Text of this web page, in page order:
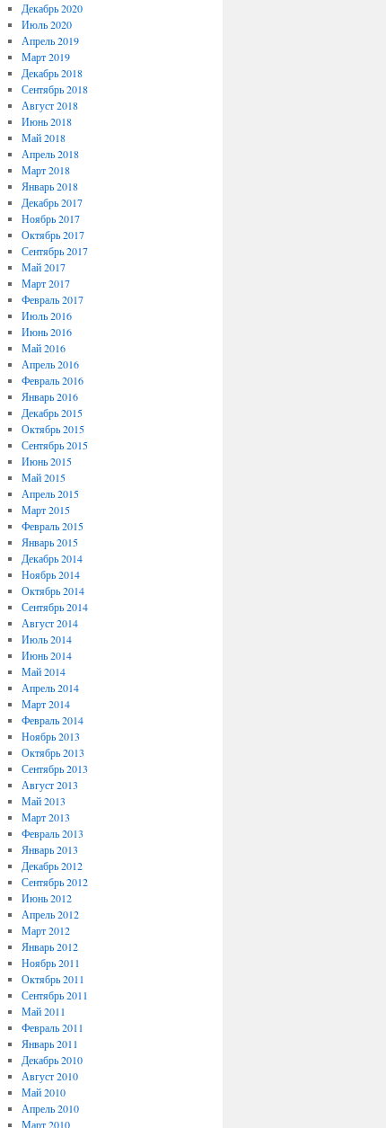
Декабрь 2020
Июль 2020
Апрель 2019
Март 2019
Декабрь 2018
Сентябрь 2018
Август 2018
Июнь 2018
Май 2018
Апрель 2018
Март 2018
Январь 2018
Декабрь 2017
Ноябрь 2017
Октябрь 2017
Сентябрь 2017
Май 2017
Март 2017
Февраль 2017
Июль 2016
Июнь 2016
Май 2016
Апрель 2016
Февраль 2016
Январь 2016
Декабрь 2015
Октябрь 2015
Сентябрь 2015
Июнь 2015
Май 2015
Апрель 2015
Март 2015
Февраль 2015
Январь 2015
Декабрь 2014
Ноябрь 2014
Октябрь 2014
Сентябрь 2014
Август 2014
Июль 2014
Июнь 2014
Май 2014
Апрель 2014
Март 2014
Февраль 2014
Ноябрь 2013
Октябрь 2013
Сентябрь 2013
Август 2013
Май 2013
Март 2013
Февраль 2013
Январь 2013
Декабрь 2012
Сентябрь 2012
Июнь 2012
Апрель 2012
Март 2012
Январь 2012
Ноябрь 2011
Октябрь 2011
Сентябрь 2011
Май 2011
Февраль 2011
Январь 2011
Декабрь 2010
Август 2010
Май 2010
Апрель 2010
Март 2010